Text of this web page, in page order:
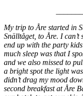
My trip to Åre started in
Snälltåget, to Åre. I can’t
end up with the party
much sleep was that I
and we also missed to
a bright spot the light
didn’t drag my mood
second breakfast at Åre